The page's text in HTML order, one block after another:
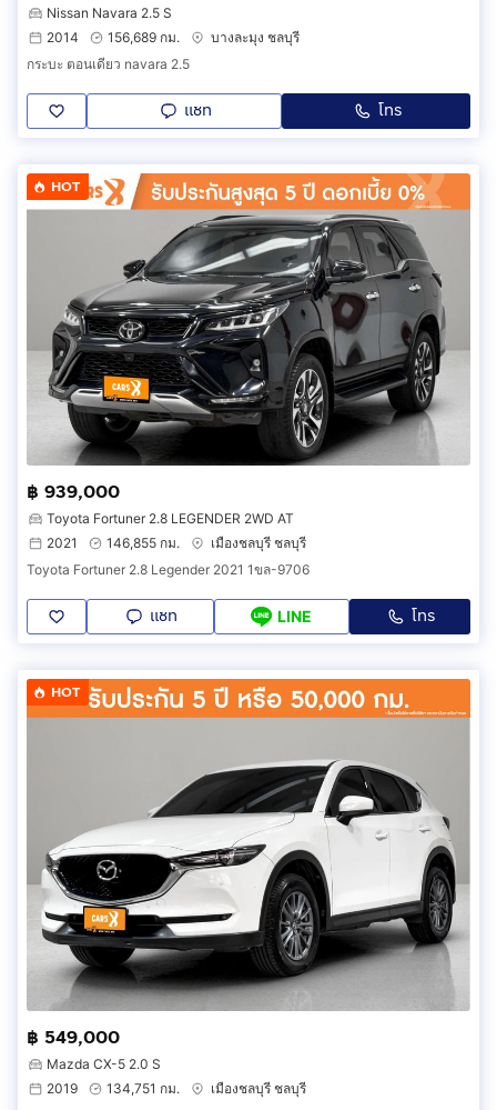
Nissan Navara 2.5 S
2014
156,689 กม.
บางละมุง ชลบุรี
กระบะ ตอนเดียว navara 2.5
แชท โทร
HOT
฿ 939,000
Toyota Fortuner 2.8 LEGENDER 2WD AT
2021
146,855 กม.
เมืองชลบุรี ชลบุรี
Toyota Fortuner 2.8 Legender 2021 1ขล-9706
แชท LINE โทร
HOT
฿ 549,000
Mazda CX-5 2.0 S
2019
134,751 กม.
เมืองชลบุรี ชลบุรี